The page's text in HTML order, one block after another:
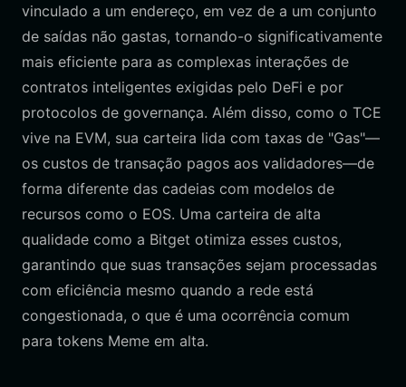
vinculado a um endereço, em vez de a um conjunto
de saídas não gastas, tornando-o significativamente
mais eficiente para as complexas interações de
contratos inteligentes exigidas pelo DeFi e por
protocolos de governança. Além disso, como o TCE
vive na EVM, sua carteira lida com taxas de "Gas"—
os custos de transação pagos aos validadores—de
forma diferente das cadeias com modelos de
recursos como o EOS. Uma carteira de alta
qualidade como a Bitget otimiza esses custos,
garantindo que suas transações sejam processadas
com eficiência mesmo quando a rede está
congestionada, o que é uma ocorrência comum
para tokens Meme em alta.